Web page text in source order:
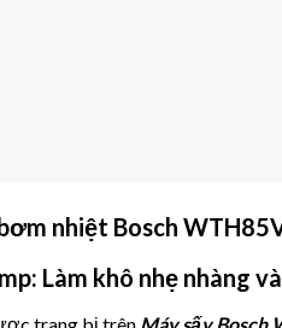
nhiệt Bosch
Làm khô nhẹ nhàng